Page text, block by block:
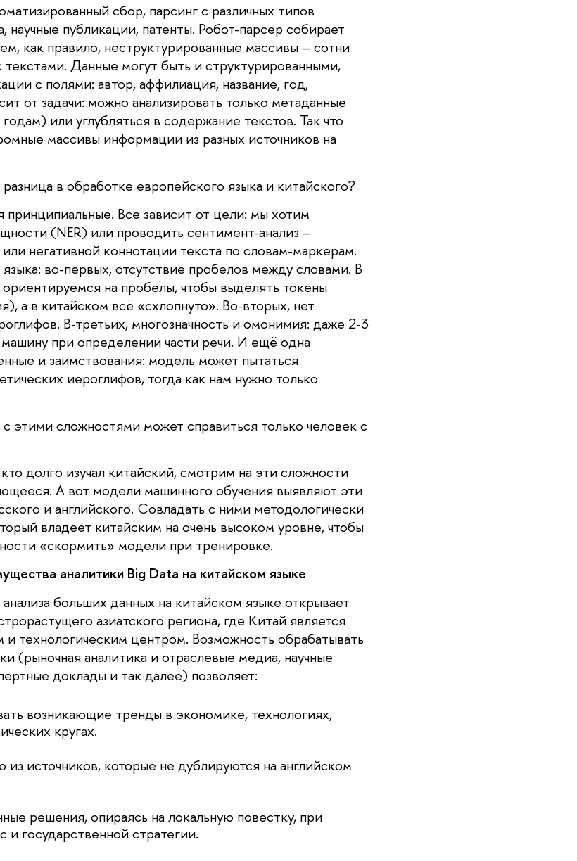
сбор, парсинг с различных типов
научные публикации, патенты. Робот-парсер собирает
как правило, неструктурированные массивы – сотни
Данные могут быть и структурированными,
с полями: автор, аффилиация, название, год,
от задачи: можно анализировать только метаданные
или углубляться в содержание текстов. Так что
массивы информации из разных источников на
в обработке европейского языка и китайского?
принципиальные. Все зависит от цели: мы хотим
(NER) или проводить сентимент-анализ –
негативной коннотации текста по словам-маркерам.
во-первых, отсутствие пробелов между словами. В
на пробелы, чтобы выделять токены
а в китайском всё «схлопнуто». Во-вторых, нет
В-третьих, многозначность и омонимия: даже 2-3
при определении части речи. И ещё одна
и заимствования: модель может пытаться
иероглифов, тогда как нам нужно только
с этими сложностями может справиться только человек с
долго изучал китайский, смотрим на эти сложности
А вот модели машинного обучения выявляют эти
и английского. Совладать с ними методологически
владеет китайским на очень высоком уровне, чтобы
«скормить» модели при тренировке.
аналитики Big Data на китайском языке
больших данных на китайском языке открывает
азиатского региона, где Китай является
технологическим центром. Возможность обрабатывать
(рыночная аналитика и отраслевые медиа, научные
доклады и так далее) позволяет:
возникающие тренды в экономике, технологиях,
кругах.
источников, которые не дублируются на английском
решения, опираясь на локальную повестку, при
государственной стратегии.